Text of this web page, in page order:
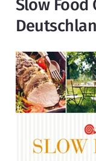
Slow Food